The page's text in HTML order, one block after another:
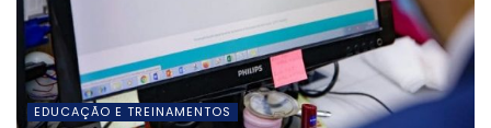
EDUCAÇÃO E TREINAMENTOS